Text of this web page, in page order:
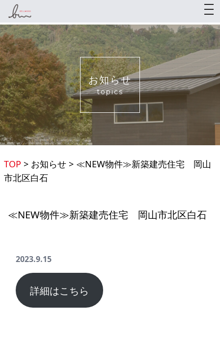
お知らせ
topics
TOP > お知らせ > ≪NEW物件≫新築建売住宅 岡山
市北区白石
≪NEW物件≫新築建売住宅 岡山市北区白石
2023.9.15
詳細はこちら